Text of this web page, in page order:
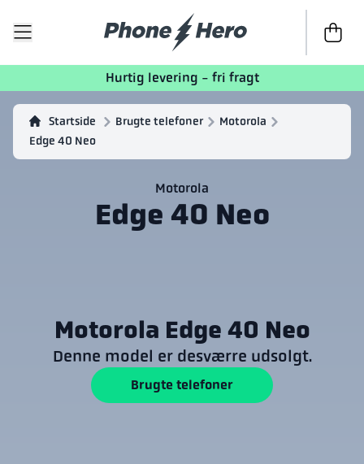
Til
Hurtig levering - fri fragt
Startside Brugte telefoner
Motorola
Edge 40 Neo
Motorola
Edge 40 Neo
Motorola Edge 40 Neo
Denne model er desværre udsolgt.
Brugte telefoner